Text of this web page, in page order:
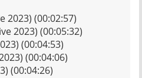
2023) (00:02:57)
2023) (00:05:32)
(00:04:53)
(00:04:06)
(00:04:26)